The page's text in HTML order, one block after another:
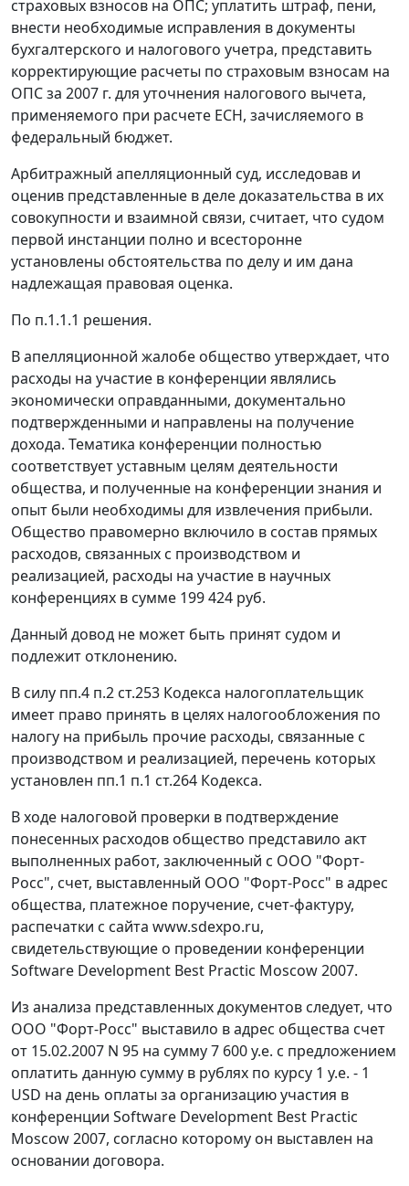
страховых взносов на ОПС; уплатить штраф, пени,
внести необходимые исправления в документы
бухгалтерского и налогового учетра, представить
корректирующие расчеты по страховым взносам на
ОПС за 2007 г. для уточнения налогового вычета,
применяемого при расчете ЕСН, зачисляемого в
федеральный бюджет.
Арбитражный апелляционный суд, исследовав и
оценив представленные в деле доказательства в их
совокупности и взаимной связи, считает, что судом
первой инстанции полно и всесторонне
установлены обстоятельства по делу и им дана
надлежащая правовая оценка.
По п.1.1.1 решения.
В апелляционной жалобе общество утверждает, что
расходы на участие в конференции являлись
экономически оправданными, документально
подтвержденными и направлены на получение
дохода. Тематика конференции полностью
соответствует уставным целям деятельности
общества, и полученные на конференции знания и
опыт были необходимы для извлечения прибыли.
Общество правомерно включило в состав прямых
расходов, связанных с производством и
реализацией, расходы на участие в научных
конференциях в сумме 199 424 руб.
Данный довод не может быть принят судом и
подлежит отклонению.
В силу пп.4 п.2 ст.253 Кодекса налогоплательщик
имеет право принять в целях налогообложения по
налогу на прибыль прочие расходы, связанные с
производством и реализацией, перечень которых
установлен пп.1 п.1 ст.264 Кодекса.
В ходе налоговой проверки в подтверждение
понесенных расходов общество представило акт
выполненных работ, заключенный с ООО "Форт-
Росс", счет, выставленный ООО "Форт-Росс" в адрес
общества, платежное поручение, счет-фактуру,
распечатки с сайта www.sdexpo.ru,
свидетельствующие о проведении конференции
Software Development Best Practic Moscow 2007.
Из анализа представленных документов следует, что
ООО "Форт-Росс" выставило в адрес общества счет
от 15.02.2007 N 95 на сумму 7 600 у.е. с предложением
оплатить данную сумму в рублях по курсу 1 у.е. - 1
USD на день оплаты за организацию участия в
конференции Software Development Best Practic
Moscow 2007, согласно которому он выставлен на
основании договора.